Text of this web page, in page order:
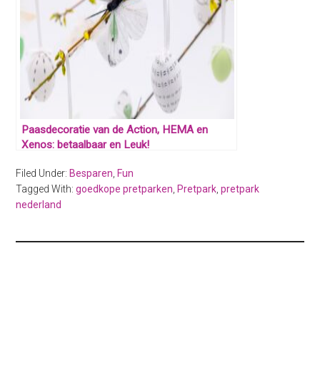
Paasdecoratie van de Action, HEMA en
Xenos: betaalbaar en Leuk!
Filed Under: Besparen, Fun
Tagged With:goedkope pretparken, Pretpark,pretpark
nederland